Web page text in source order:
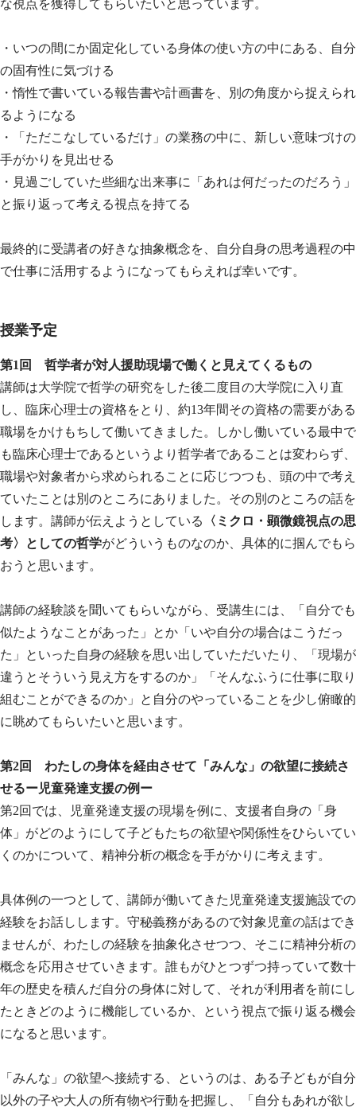
な視点を獲得してもらいたいと思っています。
・いつの間にか固定化している身体の使い方の中にある、自分
の固有性に気づける
・惰性で書いている報告書や計画書を、別の角度から捉えられ
るようになる
・「ただこなしているだけ」の業務の中に、新しい意味づけの
手がかりを見出せる
・見過ごしていた些細な出来事に「あれは何だったのだろう」
と振り返って考える視点を持てる
最終的に受講者の好きな抽象概念を、自分自身の思考過程の中
で仕事に活用するようになってもらえれば幸いです。
授業予定
第1回 哲学者が対人援助現場で働くと見えてくるもの
講師は大学院で哲学の研究をした後二度目の大学院に入り直
し、臨床心理士の資格をとり、約13年間その資格の需要がある
職場をかけもちして働いてきました。しかし働いている最中で
も臨床心理士であるというより哲学者であることは変わらず、
職場や対象者から求められることに応じつつも、頭の中で考え
ていたことは別のところにありました。その別のところの話を
します。講師が伝えようとしている
〈ミクロ・顕微鏡視点の思
考〉としての哲学がどういうものなのか、具体的に掴んでもら
おうと思います。
講師の経験談を聞いてもらいながら、受講生には、「自分でも
似たようなことがあった」とか「いや自分の場合はこうだっ
た」といった自身の経験を思い出していただいたり、「現場が
違うとそういう見え方をするのか」「そんなふうに仕事に取り
組むことができるのか」と自分のやっていることを少し俯瞰的
に眺めてもらいたいと思います。
第2回 わたしの身体を経由させて「みんな」の欲望に接続さ
せるー児童発達支援の例ー
第2回では、児童発達支援の現場を例に、支援者自身の「身
体」がどのようにして子どもたちの欲望や関係性をひらいてい
くのかについて、精神分析の概念を手がかりに考えます。
具体例の一つとして、講師が働いてきた児童発達支援施設での
経験をお話しします。守秘義務があるので対象児童の話はでき
ませんが、わたしの経験を抽象化させつつ、そこに精神分析の
概念を応用させていきます。誰もがひとつずつ持っていて数十
年の歴史を積んだ自分の身体に対して、それが利用者を前にし
たときどのように機能しているか、という視点で振り返る機会
になると思います。
「みんな」の欲望へ接続する、というのは、ある子どもが自分
以外の子や大人の所有物や行動を把握し、「自分もあれが欲し